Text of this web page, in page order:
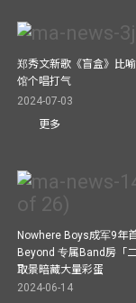
郑秀文新歌《盲盒》比
馆个唱打气
2024-07-03
更多
Nowhere Boys成军9年
Beyond 专属Band房「
取景暗藏大量彩蛋
2024-06-14